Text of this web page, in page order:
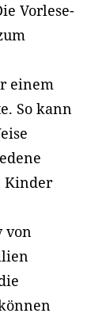
Vorlese-
einem
So kann
Kinder
von